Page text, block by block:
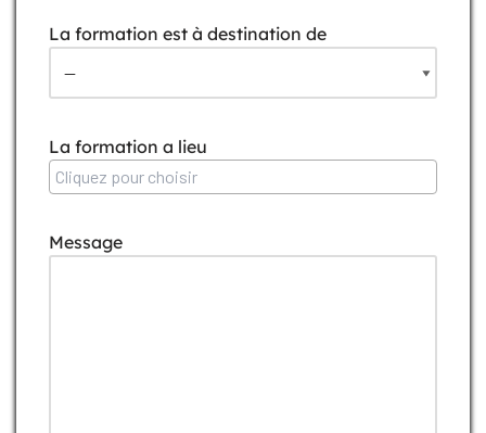
La formation est à destination de
La formation a lieu
Message